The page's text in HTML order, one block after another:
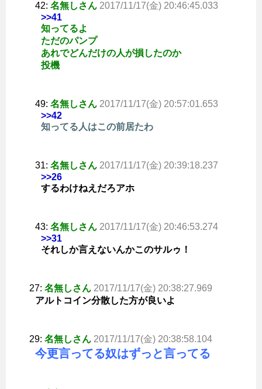
42: 名無しさん 2017/11/17(金) 20:46:45.033
>>41
知ってるよ
ただのパンプ
あれでどんだけの人が損したのか
投機
49: 名無しさん 2017/11/17(金) 20:57:01.653
>>42
知ってる人はこの前居たわ
31: 名無しさん 2017/11/17(金) 20:39:18.237
>>26
するわけねえだろアホ
43: 名無しさん 2017/11/17(金) 20:46:53.274
>>31
それしか言えないんかこのサルゥ！
27: 名無しさん 2017/11/17(金) 20:38:27.969
アルトコイン分散した方が良いよ
29: 名無しさん 2017/11/17(金) 20:38:58.104
今更言ってる奴はずっと言ってる